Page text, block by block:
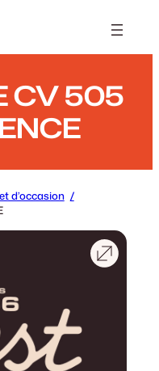
CV 505
d’occasion